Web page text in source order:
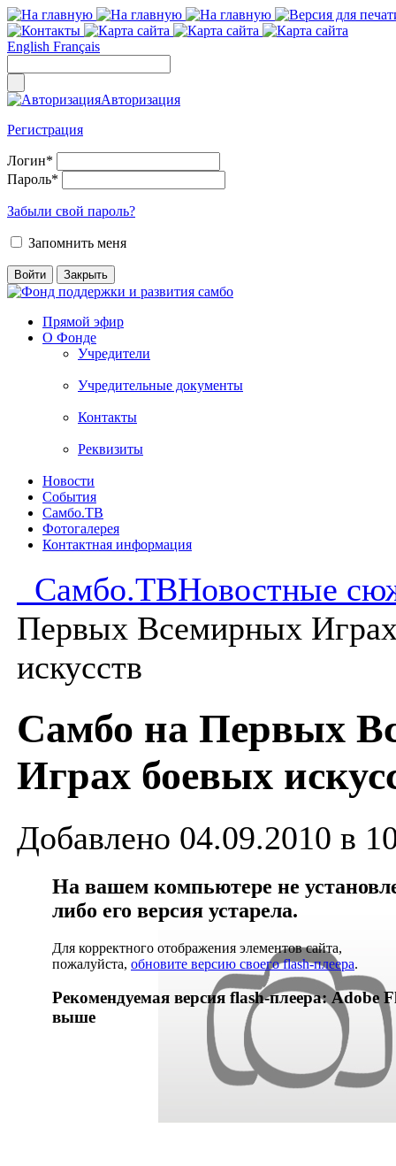
English Français
Авторизация
Регистрация
Логин*
Пароль*
Забыли свой пароль?
Запомнить меня
Прямой эфир
О Фонде
Учредители
Учредительные документы
Контакты
Реквизиты
Новости
События
Самбо.ТВ
Фотогалерея
Контактная информация
Самбо.ТВНовостные
Первых Всемирных
искусств
Самбо на Первых
Играх боевых
Добавлено 04.09.2010 в
На вашем компьютере не
либо его версия устарела.
Для корректного отображения элементов сайта,
пожалуйста, обновите версию своего flash-плеера.
Рекомендуемая версия flash-плеера: Adobe
выше